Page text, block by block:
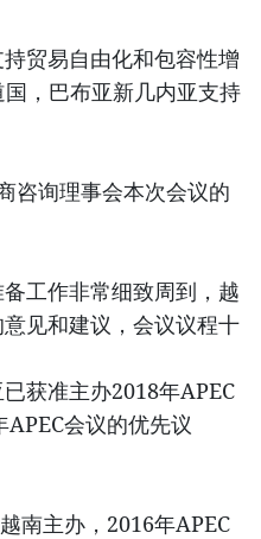
贸易自由化和包容性增
，巴布亚新几内亚支持
咨询理事会本次会议的
工作非常细致周到，越
见和建议，会议议程十
获准主办2018年APEC
会议的优先议
南主办，2016年APEC